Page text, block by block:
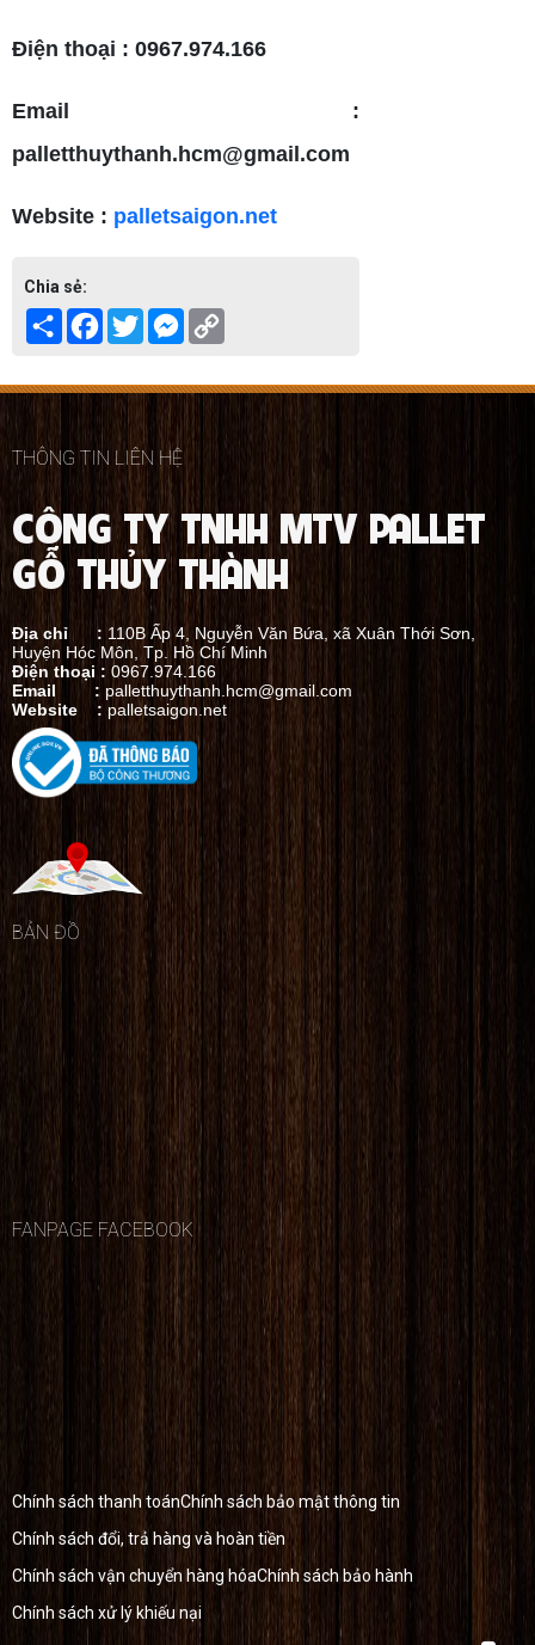
Điện thoại : 0967.974.166
Email :
palletthuythanh.hcm@gmail.com
Website : palletsaigon.net
Chia sẻ:
Share Facebook
TwitterMessenger
THÔNG TIN LIÊN HỆ
CÔNG TY TNHH MTV PALLET
GỖ THỦY THÀNH
Địa chỉ : 110B Ấp 4, Nguyễn Văn Bứa, xã Xuân Thới Sơn,
Huyện Hóc Môn, Tp. Hồ Chí Minh
Điện thoại : 0967.974.166
Email : palletthuythanh.hcm@gmail.com
Website : palletsaigon.net
BẢN ĐỒ
FANPAGE FACEBOOK
Chính sách thanh toánChính sách bảo mật thông tin
Chính sách đổi, trả hàng và hoàn tiền
Chính sách vận chuyển hàng hóaChính sách bảo hành
Chính sách xử lý khiếu nại